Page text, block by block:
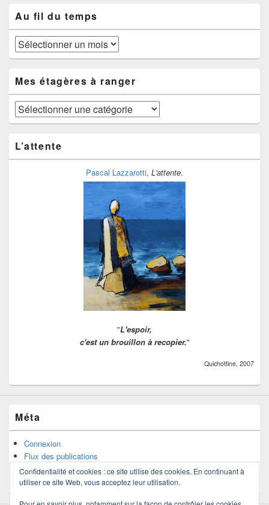
Au fil du temps
Au
fil
temps
Mes étagères à ranger
Mes
étagères
ranger
L’attente
Pascal Lazzarotti, L'attente.
"L'espoir,
c'est un brouillon à recopier."
Quichottine, 2007
Méta
Connexion
Flux des publications
Flux des commentaires
Site de WordPress-FR
Confidentialité et cookies : ce site utilise des cookies. En continuant à
utiliser ce site Web, vous acceptez leur utilisation.